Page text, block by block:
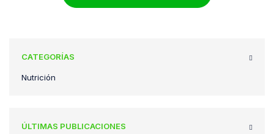
CATEGORÍAS
Nutrición
ÚLTIMAS PUBLICACIONES